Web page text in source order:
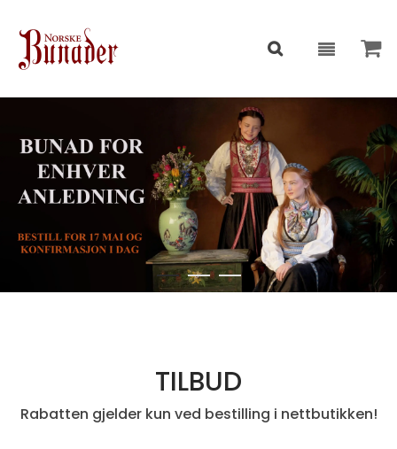
TILBUD
Rabatten gjelder kun ved bestilling i nettbutikken!